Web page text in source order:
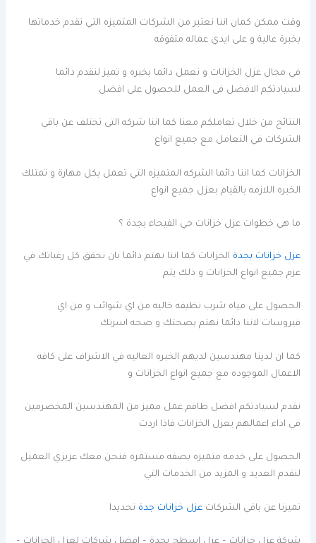
وقت ممكن كمان اننا نعتبر من الشركات المتميزه التي تقدم خدماتها
بخبرة عالية و على ايدي عماله متفوقه
في مجال عزل الخزانات و نعمل دائما بخبره و تميز لنقدم دائما
لسيادتكم الافضل فى العمل للحصول على افضل
النتائج من خلال تعاملكم معنا كما اننا شركه التى تختلف عن باقي
الشركات في التعامل مع جميع انواع
الخزانات كما اننا دائما الشركه المتميزه التي تعمل بكل مهارة و تمتلك
الخبره اللازمه بالقيام بعزل جميع انواع
ما هى خطوات عزل خزانات حي الفيحاء بجدة ؟
عزل خزانات بجدة الخزانات كما اننا نهتم دائما بان نحقق كل رغباتك في
عزم جميع انواع الخزانات و ذلك يتم
الحصول على مياه شرب نظيفه خاليه من اي شوائب و من اي
فيروسات لاننا دائما نهتم بصحتك و صحه اسرتك
كما ان لدينا مهندسين لديهم الخبره العاليه في الاشراف على كافه
الاعمال الموجوده مع جميع انواع الخزانات و
نقدم لسيادتكم افضل طاقم عمل مميز من المهندسين المخضرمين
في اداء اعمالهم يعزل الخزانات فاذا اردت
الحصول على خدمه متميزه بصفه مستمره فنحن معك عزيزي العميل
لنقدم العديد و المزيد من الخدمات التي
تميزنا عن باقي الشركاتعزل خزانات جدة تحديدا